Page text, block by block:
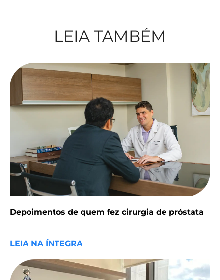
LEIA TAMBÉM
Depoimentos de quem fez cirurgia de próstata
LEIA NA ÍNTEGRA